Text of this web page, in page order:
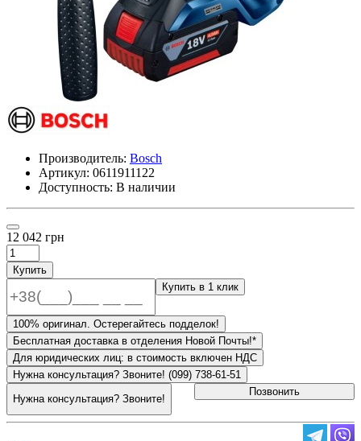
Производитель: Bosch
Артикул: 0611911122
Доступность: В наличии
12 042 грн
Купить
Купить в 1 клик
100% оригинал. Остерегайтесь подделок!
Бесплатная доставка в отделения Новой Почты!*
Для юридических лиц: в стоимость включен НДС
Нужна консультация? Звоните! (099) 738-61-51
Нужна консультация? Звоните!
Позвонить